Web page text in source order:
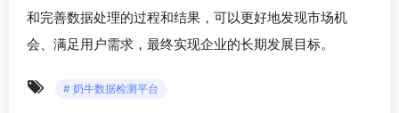
和完善数据处理的过程和结果，可以更好地发现市场机
会、满足用户需求，最终实现企业的长期发展目标。
# 奶牛数据检测平台